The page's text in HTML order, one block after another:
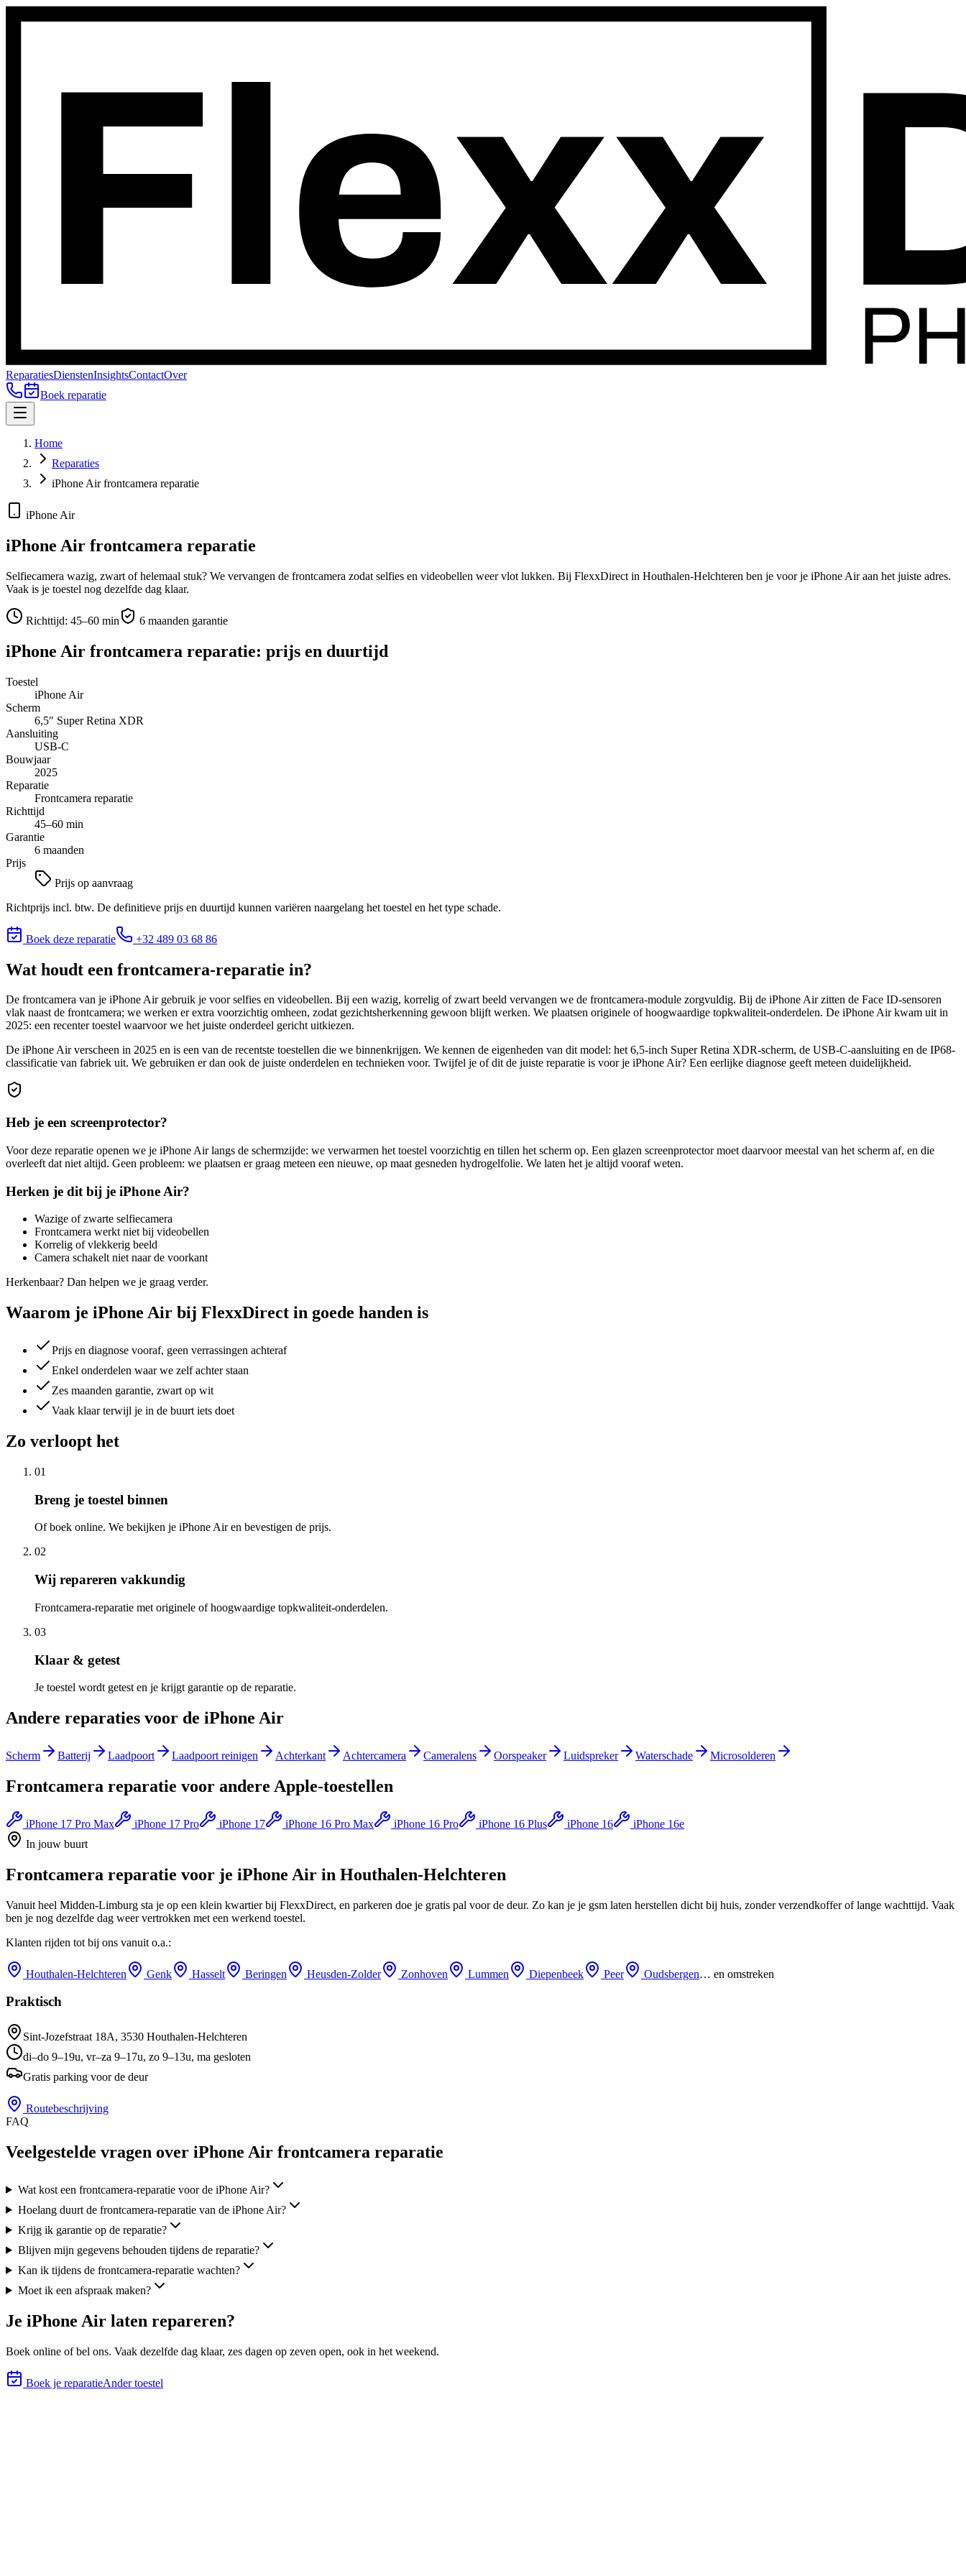
ReparatiesDienstenInsightsContactOver
Boek reparatie
Home
Reparaties
iPhone Air frontcamera reparatie
iPhone Air
iPhone Air frontcamera reparatie
Selfiecamera wazig, zwart of helemaal stuk? We vervangen de frontcamera zodat selfies en videobellen weer vlot lukken. Bij FlexxDirect in Houthalen-Helchteren ben je voor je iPhone Airaan het juiste adres.
Vaak is je toestel nog dezelfde dag klaar.
Richttijd: 45–60 min 6 maanden garantie
iPhone Air frontcamera reparatie: prijs en duurtijd
Toestel
iPhone Air
Scherm
6,5″ Super Retina XDR
Aansluiting
USB-C
Bouwjaar
2025
Reparatie
Frontcamera reparatie
Richttijd
45–60 min
Garantie
6 maanden
Prijs
Prijs op aanvraag
Richtprijs incl. btw. De definitieve prijs en duurtijd kunnen variëren naargelang het toestel en het type schade.
Boek deze reparatie +32 489 03 68 86
Wat houdt een frontcamera-reparatie in?
De frontcamera van je iPhone Air gebruik je voor selfies en videobellen. Bij een wazig, korrelig of zwart beeld vervangen we de frontcamera-module zorgvuldig. Bij de iPhone Air zitten de Face ID-sensoren
vlak naast de frontcamera; we werken er extra voorzichtig omheen, zodat gezichtsherkenning gewoon blijft werken. We plaatsen originele of hoogwaardige topkwaliteit-onderdelen. De iPhone Air kwam uit in
2025: een recenter toestel waarvoor we het juiste onderdeel gericht uitkiezen.
De iPhone Air verscheen in 2025 en is een van de recentste toestellen die we binnenkrijgen. We kennen de eigenheden van dit model: het 6,5-inch Super Retina XDR-scherm, de USB-C-aansluiting en de IP68-
classificatie van fabriek uit. We gebruiken er dan ook de juiste onderdelen en technieken voor. Twijfel je of dit de juiste reparatie is voor je iPhone Air? Een eerlijke diagnose geeft meteen duidelijkheid.
Heb je een screenprotector?
Voor deze reparatie openen we je iPhone Airlangs de schermzijde: we verwarmen het toestel voorzichtig en tillen het scherm op. Een glazen screenprotector moet daarvoor meestal van het scherm af, en die
overleeft dat niet altijd. Geen probleem: we plaatsen er graag meteen een nieuwe, op maat gesneden hydrogelfolie. We laten het je altijd vooraf weten.
Herken je dit bij je iPhone Air?
Wazige of zwarte selfiecamera
Frontcamera werkt niet bij videobellen
Korrelig of vlekkerig beeld
Camera schakelt niet naar de voorkant
Herkenbaar? Dan helpen we je graag verder.
Waarom je iPhone Air bij FlexxDirect in goede handen is
Prijs en diagnose vooraf, geen verrassingen achteraf
Enkel onderdelen waar we zelf achter staan
Zes maanden garantie, zwart op wit
Vaak klaar terwijl je in de buurt iets doet
Zo verloopt het
01
Breng je toestel binnen
Of boek online. We bekijken je iPhone Air en bevestigen de prijs.
02
Wij repareren vakkundig
Frontcamera-reparatie met originele of hoogwaardige topkwaliteit-onderdelen.
03
Klaar & getest
Je toestel wordt getest en je krijgt garantie op de reparatie.
Andere reparaties voor de iPhone Air
Scherm Batterij Laadpoort Laadpoort reinigen Achterkant Achtercamera Cameralens Oorspeaker Luidspreker Waterschade Microsolderen
Frontcamera reparatie voor andere Apple-toestellen
iPhone 17 Pro Max iPhone 17 Pro iPhone 17 iPhone 16 Pro Max iPhone 16 Pro iPhone 16 Plus iPhone 16
iPhone 16e
In jouw buurt
Frontcamera reparatie voor je iPhone Air in Houthalen-Helchteren
Vanuit heel Midden-Limburg sta je op een klein kwartier bij FlexxDirect, en parkeren doe je gratis pal voor de deur. Zo kan je je gsm laten herstellen dicht bij huis, zonder verzendkoffer of lange wachttijd. Vaak
ben je nog dezelfde dag weer vertrokken met een werkend toestel.
Klanten rijden tot bij ons vanuit o.a.:
Houthalen-Helchteren Genk Hasselt Beringen Heusden-Zolder Zonhoven Lummen Diepenbeek Peer Oudsbergen… en omstreken
Praktisch
Sint-Jozefstraat 18A, 3530 Houthalen-Helchteren
di–do 9–19u, vr–za 9–17u, zo 9–13u, ma gesloten
Gratis parking voor de deur
Routebeschrijving
FAQ
Veelgestelde vragen over iPhone Air frontcamera reparatie
Wat kost een frontcamera-reparatie voor de iPhone Air?
Hoelang duurt de frontcamera-reparatie van de iPhone Air?
Krijg ik garantie op de reparatie?
Blijven mijn gegevens behouden tijdens de reparatie?
Kan ik tijdens de frontcamera-reparatie wachten?
Moet ik een afspraak maken?
Je iPhone Air laten repareren?
Boek online of bel ons. Vaak dezelfde dag klaar, zes dagen op zeven open, ook in het weekend.
Boek je reparatieAnder toestel